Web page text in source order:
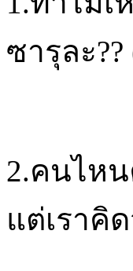
ซารุละ
2.คนไห
แต่เราคิ